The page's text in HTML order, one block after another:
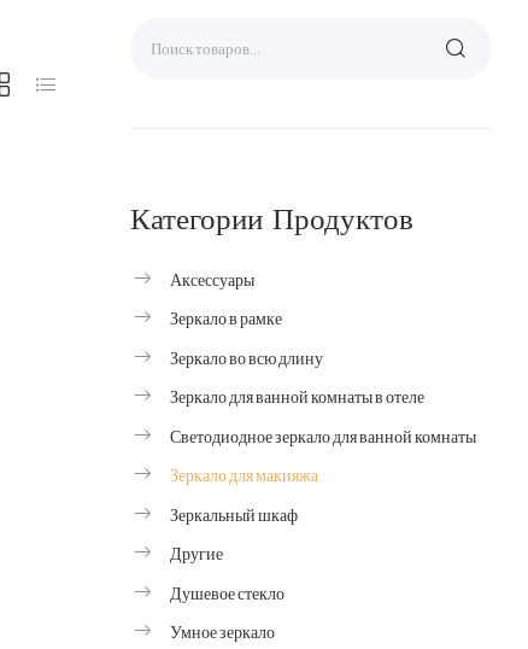
Категории Продуктов
Аксессуары
Зеркало в рамке
Зеркало во всю длину
Зеркало для ванной комнаты в отеле
Светодиодное зеркало для ванной комнаты
Зеркало для макияжа
Зеркальный шкаф
Другие
Душевое стекло
Умное зеркало